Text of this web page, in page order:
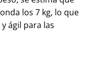
los 7 kg, lo que
ágil para las